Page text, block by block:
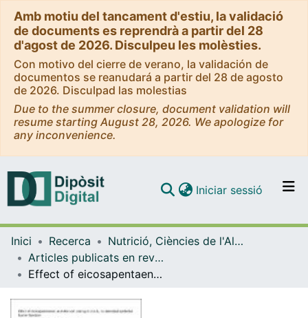
Amb motiu del tancament d'estiu, la validació
de documents es reprendrà a partir del 28
d'agost de 2026. Disculpeu les molèsties.
Con motivo del cierre de verano, la validación de
documentos se reanudará a partir del 28 de agosto
de 2026. Disculpad las molestias
Due to the summer closure, document validation will
resume starting August 28, 2026. We apologize for
any inconvenience.
Navega per tot el DD
Iniciar sessió (current)
Inici Recerca
Nutrició, Ciències de l'Alimentació i Gastronomia
Articles publicats en revistes (Nutrició, Ciències de l'Alimentació i Gastronomia)
Effect of eicosapentaenoic acid-derived prostaglandin E3 on intestinal epitelial barrier function